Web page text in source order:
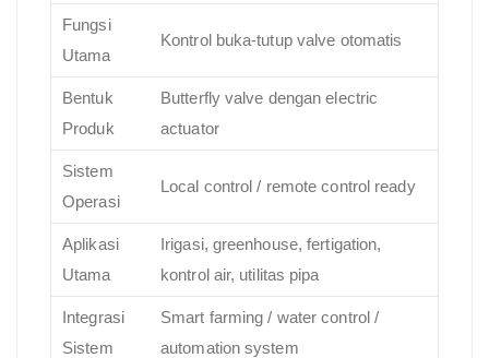
Fungsi
Utama
Kontrol buka-tutup valve otomatis
Bentuk
Produk
Butterfly valve dengan electric
actuator
Sistem
Operasi
Local control / remote control ready
Aplikasi
Utama
Irigasi, greenhouse, fertigation,
kontrol air, utilitas pipa
Integrasi
Sistem
Smart farming / water control /
automation system